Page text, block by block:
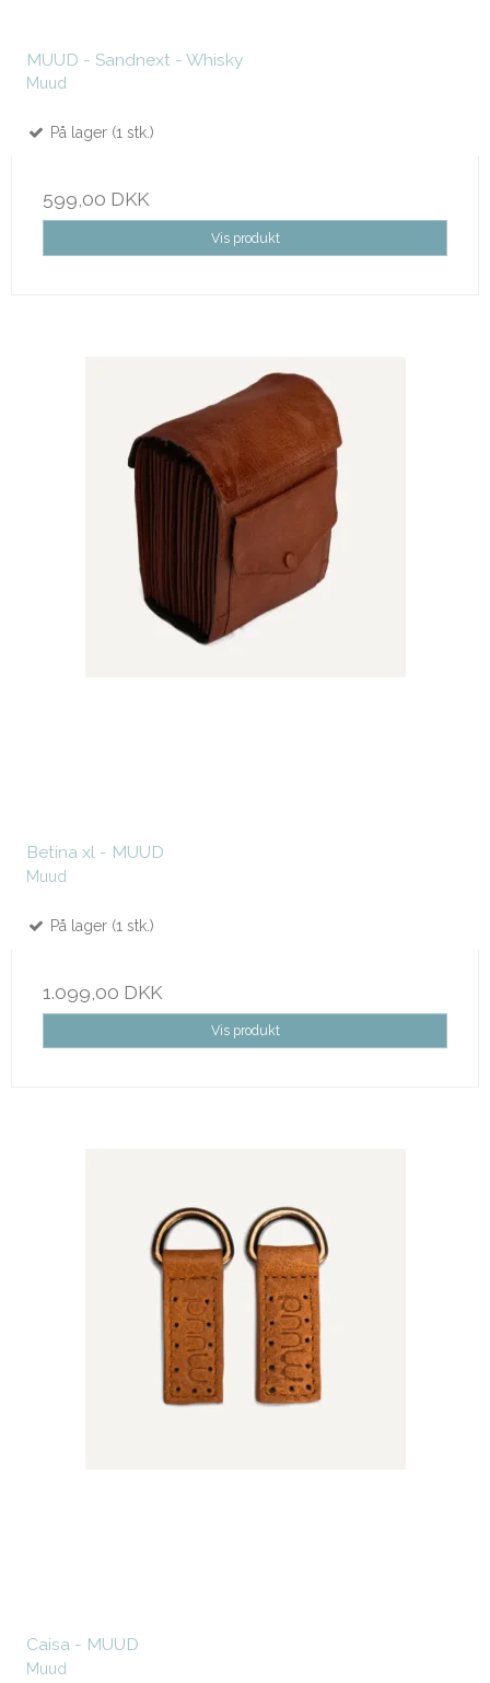
MUUD - Sandnext - Whisky
Muud
På lager (1 stk.)
599,00 DKK
Vis produkt
Betina xl - MUUD
Muud
På lager (1 stk.)
1.099,00 DKK
Vis produkt
Caisa - MUUD
Muud